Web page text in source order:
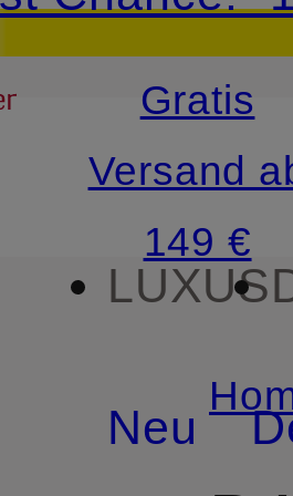
Breuninger
Gratis
Versand
149 €
LUXUS
Neu